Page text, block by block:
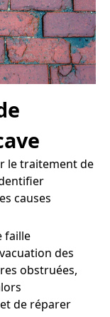
le traitement de
causes
faille
des
obstruées,
de réparer